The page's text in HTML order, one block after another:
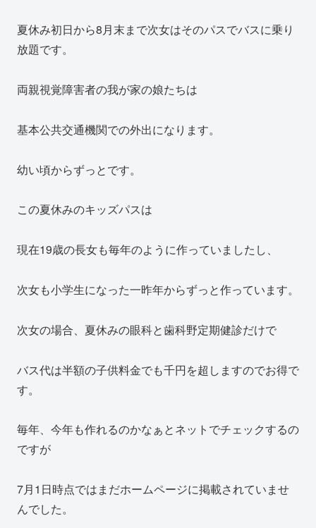
夏休み初日から8月末まで次女はそのパスでバスに乗り
放題です。
両親視覚障害者の我が家の娘たちは
基本公共交通機関での外出になります。
幼い頃からずっとです。
この夏休みのキッズパスは
現在19歳の長女も毎年のように作っていましたし、
次女も小学生になった一昨年からずっと作っています。
次女の場合、夏休みの眼科と歯科野定期健診だけで
バス代は半額の子供料金でも千円を超しますのでお得で
す。
毎年、今年も作れるのかなぁとネットでチェックするの
ですが
7月1日時点ではまだホームページに掲載されていませ
んでした。